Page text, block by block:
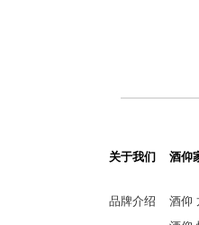
关于我们
品牌介绍
酒仰
酒仰